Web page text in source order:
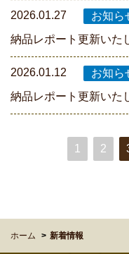
納品レポート更新いた
2026.01.27
納品レポート更新いた
2026.01.12
1 2
ホーム 新着情報